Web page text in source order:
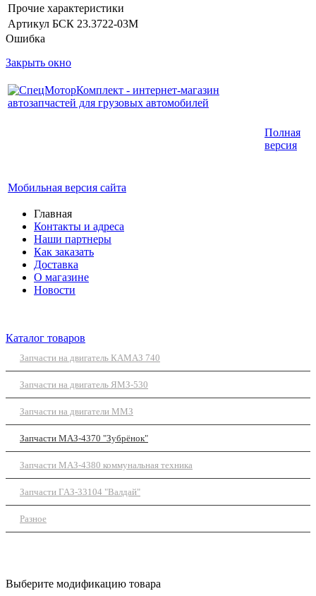
Прочие характеристики
Артикул БСК 23.3722-03М
Ошибка
Закрыть окно
Мобильная версия сайта
Полная
версия
Главная
Контакты и адреса
Наши партнеры
Как заказать
Доставка
О магазине
Новости
Каталог товаров
Запчасти на двигатель КАМАЗ 740
Запчасти на двигатель ЯМЗ-530
Запчасти на двигатели ММЗ
Запчасти МАЗ-4370 "Зубрёнок"
Запчасти МАЗ-4380 коммунальная техника
Запчасти ГАЗ-33104 "Валдай"
Разное
Выберите модификацию товара